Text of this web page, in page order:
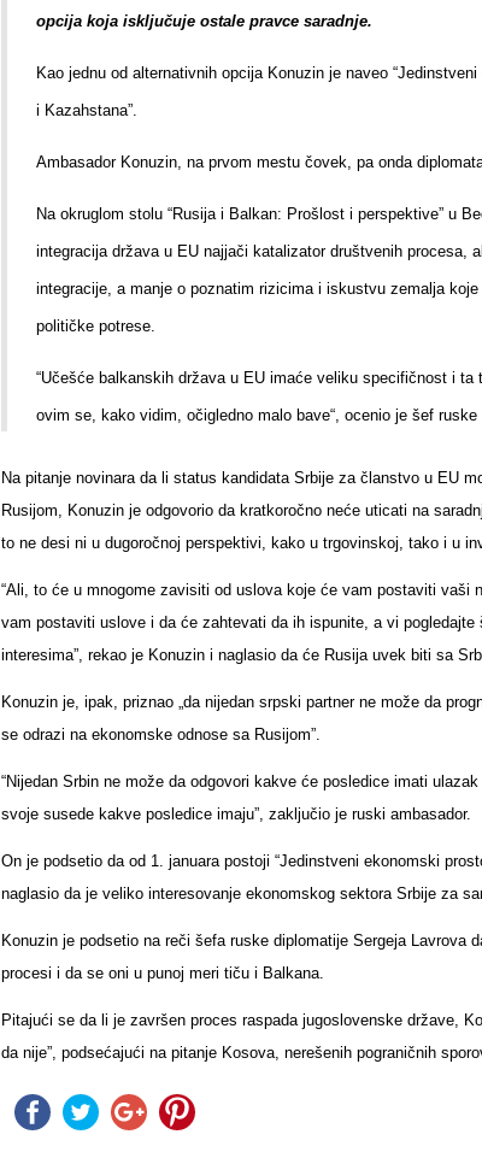
opcija koja isključuje ostale pravce saradnje.
Kao jednu od alternativnih opcija Konuzin je naveo
i Kazahstana”.
Ambasador Konuzin, na prvom mestu čovek, pa onda
Na okruglom stolu “Rusija i Balkan: Prošlost i perspektive” u
integracija država u EU najjači katalizator društvenih procesa,
integracije, a manje o poznatim rizicima i iskustvu zemalja
političke potrese.
“Učešće balkanskih država u EU imaće veliku specifičnost i ta
ovim se, kako vidim, očigledno malo bave“, ocenio je šef ruske
Na pitanje novinara da li status kandidata Srbije za članstvo u EU
Rusijom, Konuzin je odgovorio da kratkoročno neće uticati na
to ne desi ni u dugoročnoj perspektivi, kako u trgovinskoj, tako i u
“Ali, to će u mnogome zavisiti od uslova koje će vam postaviti vaši
vam postaviti uslove i da će zahtevati da ih ispunite, a vi
interesima”, rekao je Konuzin i naglasio da će Rusija uvek biti sa
Konuzin je, ipak, priznao „da nijedan srpski partner ne može da
se odrazi na ekonomske odnose sa Rusijom”.
“Nijedan Srbin ne može da odgovori kakve će posledice imati
svoje susede kakve posledice imaju”, zaključio je ruski ambasador.
On je podsetio da od 1. januara postoji “Jedinstveni ekonomski
naglasio da je veliko interesovanje ekonomskog sektora Srbije za
Konuzin je podsetio na reči šefa ruske diplomatije Sergeja Lavrova
procesi i da se oni u punoj meri tiču i Balkana.
Pitajući se da li je završen proces raspada jugoslovenske države,
da nije”, podsećajući na pitanje Kosova, nerešenih pograničnih